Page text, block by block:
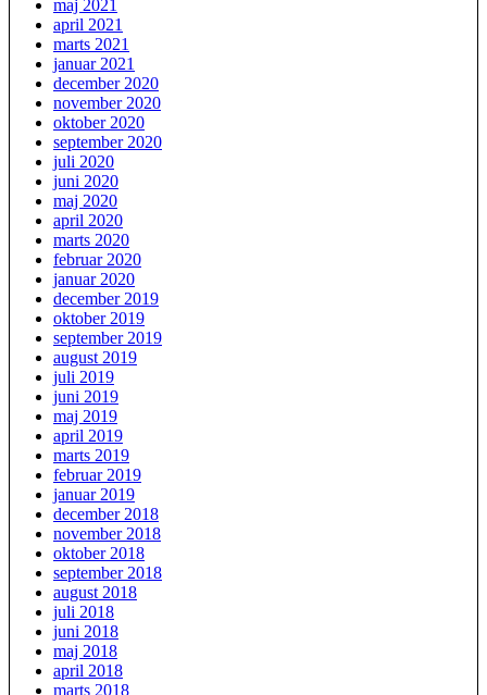
maj 2021
april 2021
marts 2021
januar 2021
december 2020
november 2020
oktober 2020
september 2020
juli 2020
juni 2020
maj 2020
april 2020
marts 2020
februar 2020
januar 2020
december 2019
oktober 2019
september 2019
august 2019
juli 2019
juni 2019
maj 2019
april 2019
marts 2019
februar 2019
januar 2019
december 2018
november 2018
oktober 2018
september 2018
august 2018
juli 2018
juni 2018
maj 2018
april 2018
marts 2018